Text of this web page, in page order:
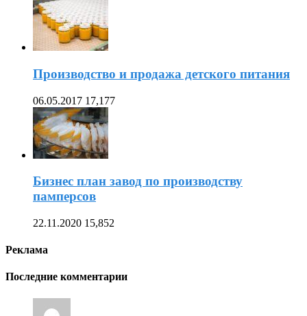
Производство и продажа детского питания
06.05.2017 17,177
Бизнес план завод по производству
памперсов
22.11.2020 15,852
Реклама
Последние комментарии